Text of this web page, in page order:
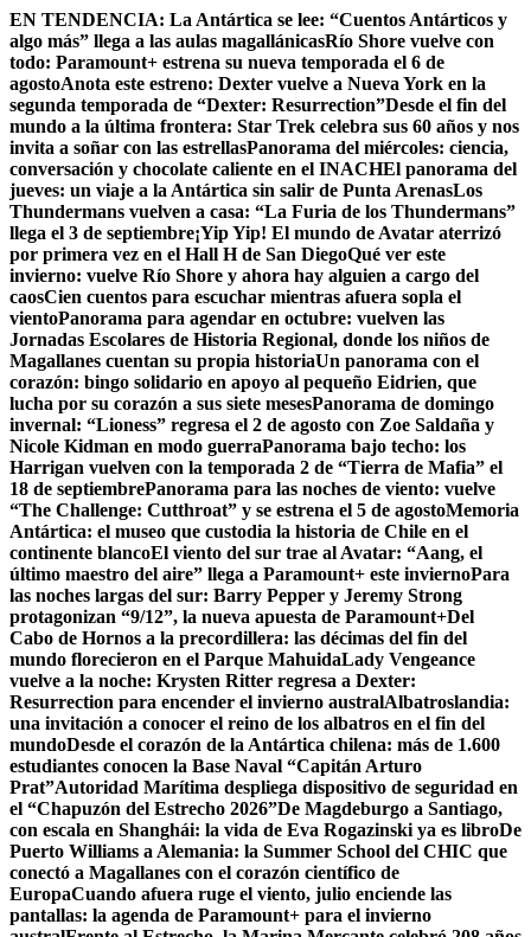
Skip
to
content
EN TENDENCIA: La Antártica se lee: “Cuentos Antárticos y
algo más” llega a las aulas magallánicasRío Shore vuelve con
todo: Paramount+ estrena su nueva temporada el 6 de
agostoAnota este estreno: Dexter vuelve a Nueva York en la
segunda temporada de “Dexter: Resurrection”Desde el fin del
mundo a la última frontera: Star Trek celebra sus 60 años y nos
invita a soñar con las estrellasPanorama del miércoles: ciencia,
conversación y chocolate caliente en el INACHEl panorama del
jueves: un viaje a la Antártica sin salir de Punta ArenasLos
Thundermans vuelven a casa: “La Furia de los Thundermans”
llega el 3 de septiembre¡Yip Yip! El mundo de Avatar aterrizó
por primera vez en el Hall H de San DiegoQué ver este
invierno: vuelve Río Shore y ahora hay alguien a cargo del
caosCien cuentos para escuchar mientras afuera sopla el
vientoPanorama para agendar en octubre: vuelven las
Jornadas Escolares de Historia Regional, donde los niños de
Magallanes cuentan su propia historiaUn panorama con el
corazón: bingo solidario en apoyo al pequeño Eidrien, que
lucha por su corazón a sus siete mesesPanorama de domingo
invernal: “Lioness” regresa el 2 de agosto con Zoe Saldaña y
Nicole Kidman en modo guerraPanorama bajo techo: los
Harrigan vuelven con la temporada 2 de “Tierra de Mafia” el
18 de septiembrePanorama para las noches de viento: vuelve
“The Challenge: Cutthroat” y se estrena el 5 de agostoMemoria
Antártica: el museo que custodia la historia de Chile en el
continente blancoEl viento del sur trae al Avatar: “Aang, el
último maestro del aire” llega a Paramount+ este inviernoPara
las noches largas del sur: Barry Pepper y Jeremy Strong
protagonizan “9/12”, la nueva apuesta de Paramount+Del
Cabo de Hornos a la precordillera: las décimas del fin del
mundo florecieron en el Parque MahuidaLady Vengeance
vuelve a la noche: Krysten Ritter regresa a Dexter:
Resurrection para encender el invierno australAlbatroslandia:
una invitación a conocer el reino de los albatros en el fin del
mundoDesde el corazón de la Antártica chilena: más de 1.600
estudiantes conocen la Base Naval “Capitán Arturo
Prat”Autoridad Marítima despliega dispositivo de seguridad en
el “Chapuzón del Estrecho 2026”De Magdeburgo a Santiago,
con escala en Shanghái: la vida de Eva Rogazinski ya es libroDe
Puerto Williams a Alemania: la Summer School del CHIC que
conectó a Magallanes con el corazón científico de
EuropaCuando afuera ruge el viento, julio enciende las
pantallas: la agenda de Paramount+ para el invierno